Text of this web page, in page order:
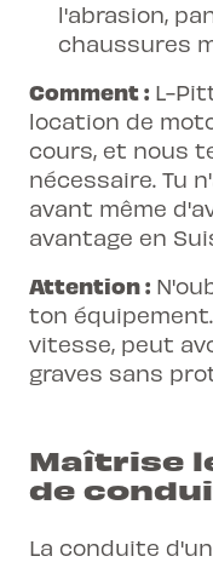
l'abrasion,
chaussures
Comment : L-
location de
cours, et nous
nécessaire. Tu
avant même
avantage en
Attention :
ton
vitesse, peut
graves sans
Maîtrise
de
La conduite